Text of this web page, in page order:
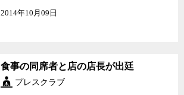
2014年10月09日
食事の同席者と店の店長が出廷
プレスクラブ